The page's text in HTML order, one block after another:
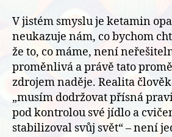
V jistém smyslu je ketamin
neukazuje nám, co bychom
že to, co máme, není
proměnlivá a právě tato
zdrojem naděje. Realita
„musím dodržovat přísná
pod kontrolou své jídlo a
stabilizoval svůj svět“ – není